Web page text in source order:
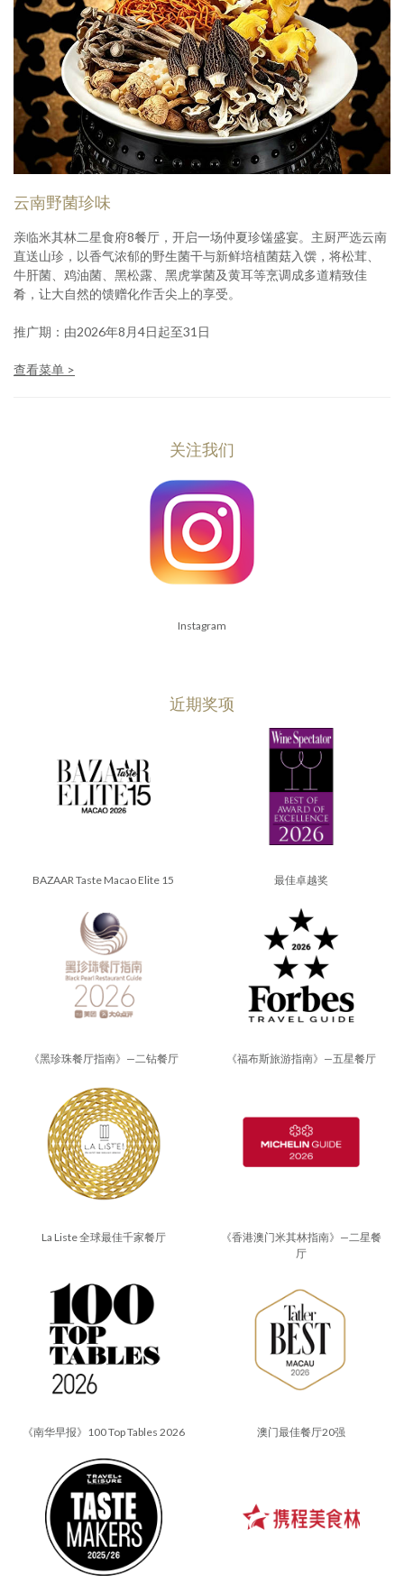
云南野菌珍味
亲临米其林二星食府8餐厅，开启一场仲夏珍馐盛宴。主厨严选云南
直送山珍，以香气浓郁的野生菌干与新鲜培植菌菇入馔，将松茸、
牛肝菌、鸡油菌、黑松露、黑虎掌菌及黄耳等烹调成多道精致佳
肴，让大自然的馈赠化作舌尖上的享受。
推广期：由2026年8月4日起至31日
查看菜单 >
关注我们
Instagram
近期奖项
BAZAAR Taste Macao Elite 15 最佳卓越奖
《黑珍珠餐厅指南》—二钻餐厅 《福布斯旅游指南》—五星餐厅
La Liste 全球最佳千家餐厅
《香港澳门米其林指南》—二星餐
厅
《南华早报》100 Top Tables 2026 澳门最佳餐厅20强